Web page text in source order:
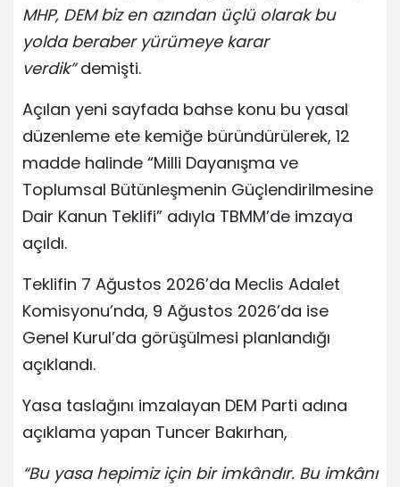
MHP, DEM biz en azından üçlü olarak bu
yolda beraber yürümeye karar
verdik”demişti.
Açılan yeni sayfada bahse konu bu yasal
düzenleme ete kemiğe büründürülerek, 12
madde halinde “Milli Dayanışma ve
Toplumsal Bütünleşmenin Güçlendirilmesine
Dair Kanun Teklifi” adıyla TBMM’de imzaya
açıldı.
Teklifin 7 Ağustos 2026’da Meclis Adalet
Komisyonu’nda, 9 Ağustos 2026’da ise
Genel Kurul’da görüşülmesi planlandığı
açıklandı.
Yasa taslağını imzalayan DEM Parti adına
açıklama yapan Tuncer Bakırhan,
“Bu yasa hepimiz için bir imkândır. Bu imkânı